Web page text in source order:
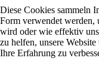
Diese Cookies sammeln
Form verwendet werden,
wird oder wie effektiv
zu helfen, unsere
Ihre Erfahrung zu